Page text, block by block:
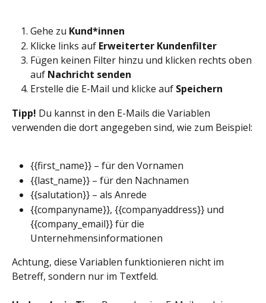
Gehe zu Kund*innen
Klicke links auf Erweiterter Kundenfilter
Fügen keinen Filter hinzu und klicken rechts oben
auf Nachricht senden
Erstelle die E-Mail und klicke auf Speichern
Tipp! Du kannst in den E-Mails die Variablen
verwenden die dort angegeben sind, wie zum Beispiel:
{{first_name}} – für den Vornamen
{{last_name}} – für den Nachnamen
{{salutation}} – als Anrede
{{companyname}}, {{companyaddress}} und
{{company_email}} für die
Unternehmensinformationen
Achtung, diese Variablen funktionieren nicht im
Betreff, sondern nur im Textfeld.